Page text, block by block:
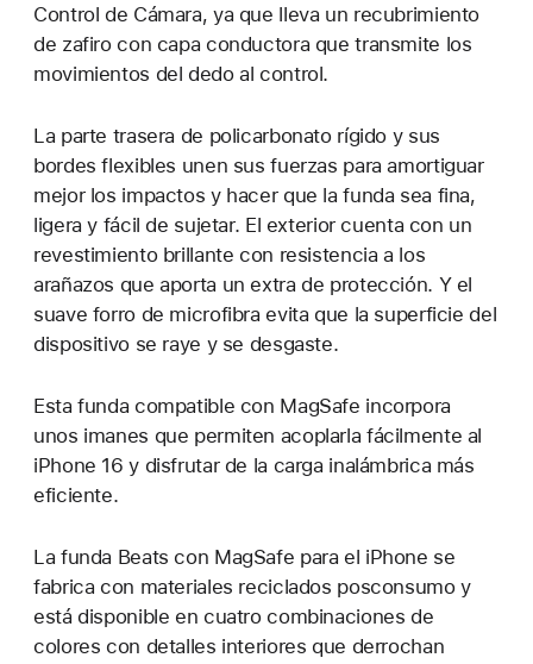
Control de Cámara, ya que lleva un recubrimiento
de zafiro con capa conductora que transmite los
movimientos del dedo al control.
La parte trasera de policarbonato rígido y sus
bordes flexibles unen sus fuerzas para amortiguar
mejor los impactos y hacer que la funda sea fina,
ligera y fácil de sujetar. El exterior cuenta con un
revestimiento brillante con resistencia a los
arañazos que aporta un extra de protección. Y el
suave forro de microfibra evita que la superficie del
dispositivo se raye y se desgaste.
Esta funda compatible con MagSafe incorpora
unos imanes que permiten acoplarla fácilmente al
iPhone 16 y disfrutar de la carga inalámbrica más
eficiente.
La funda Beats con MagSafe para el iPhone se
fabrica con materiales reciclados posconsumo y
está disponible en cuatro combinaciones de
colores con detalles interiores que derrochan